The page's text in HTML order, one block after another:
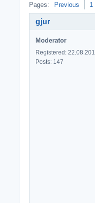
Pages: Previous 1
gjur
Moderator
Registered:
Posts: 147